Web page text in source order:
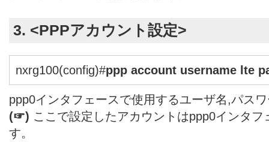
3. <PPPアカウント設定>
nxrg100(config)#ppp account username lte
ppp0インタフェースで使用するユーザ名,パス
(☞) ここで設定したアカウントはppp0インタ
す。